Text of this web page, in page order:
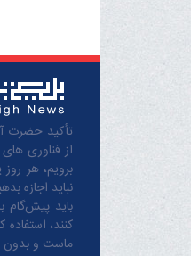
تأکید حضرت
از فناوری
برویم، هر
نباید اجازه
باید پیش‌گام
کنند،
ماست و بدون